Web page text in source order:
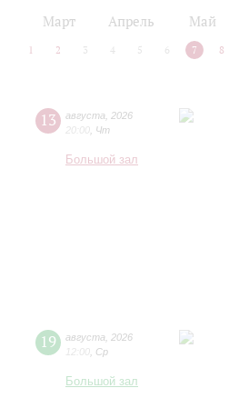
Март Апрель Май
1 2 3 4 5 6 7 8
13 августа
2026
20:00 Чт
Большой зал
19 августа
2026
12:00 Ср
Большой зал